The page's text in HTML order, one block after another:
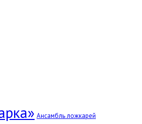
Ансамбль ложкарей